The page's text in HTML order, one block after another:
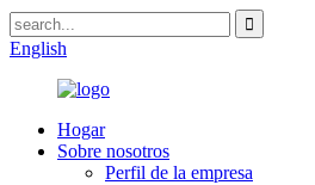
English
Hogar
Sobre nosotros
Perfil de la empresa